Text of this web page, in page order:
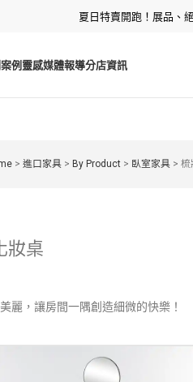
夏日特賣開跑！展品、
案例靈感媒體報導分店資訊
>進口家具 > By Product > 臥室家具 >梳
妝桌
麗，讓房間一隅創造細微的快樂！